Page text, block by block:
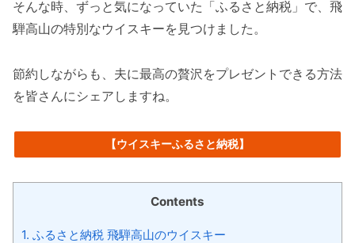
そんな時、ずっと気になっていた「ふるさと納税」で、飛
騨高山の特別なウイスキーを見つけました。
節約しながらも、夫に最高の贅沢をプレゼントできる方法
を皆さんにシェアしますね。
【ウイスキーふるさと納税】
Contents
1. ふるさと納税 飛騨高山のウイスキー